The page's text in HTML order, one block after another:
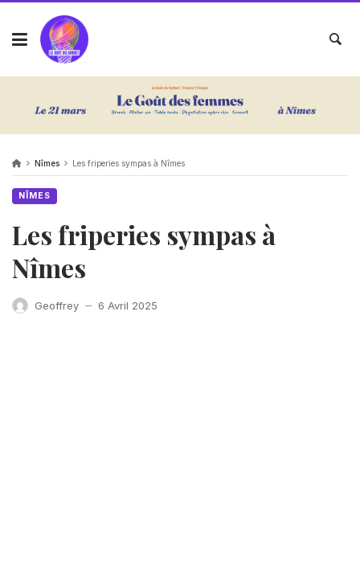
Nîmes Les friperies sympas à Nîmes
NÎMES
Les friperies sympas à
Nîmes
Geoffrey — 6 Avril 2025